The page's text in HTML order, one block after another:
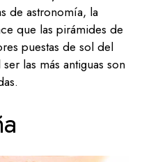
de astronomía, la
que las pirámides de
puestas de sol del
las más antiguas son